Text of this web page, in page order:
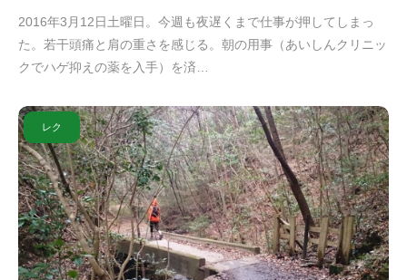
2016年3月12日土曜日。今週も夜遅くまで仕事が押してしまっ
た。若干頭痛と肩の重さを感じる。朝の用事（あいしんクリニッ
クでハゲ抑えの薬を入手）を済…
レク